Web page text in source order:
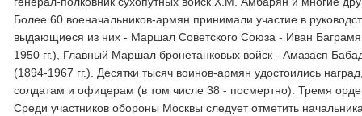
Более 60 военачальников-армян принимали участие в
выдающиеся из них - Маршал Советского Союза - Иван
1950 гг.), Главный Маршал бронетанковых войск - Амазасп
(1894-1967 гг.). Десятки тысяч воинов-армян удостоились
солдатам и офицерам (в том числе 38 - посмертно). Тремя
Среди участников обороны Москвы следует отметить